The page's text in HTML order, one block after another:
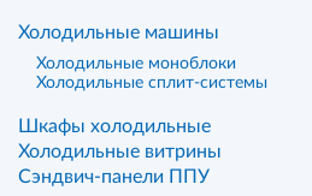
Холодильные машины
Холодильные моноблоки
Холодильные сплит-системы
Шкафы холодильные
Холодильные витрины
Сэндвич-панели ППУ